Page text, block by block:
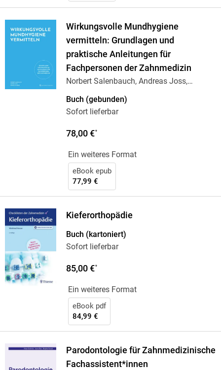
Wirkungsvolle Mundhygiene
vermitteln: Grundlagen und
praktische Anleitungen für
Fachpersonen der Zahnmedizin
Norbert Salenbauch, Andreas Joss,
Léonie
Buch (gebunden)
Sofort lieferbar
78,00 €*
Ein weiteres Format
eBook epub
77,99 €
Kieferorthopädie
Buch (kartoniert)
Sofort lieferbar
85,00 €*
Ein weiteres Format
eBook pdf
84,99 €
Parodontologie für Zahnmedizinische
Fachassistent*innen